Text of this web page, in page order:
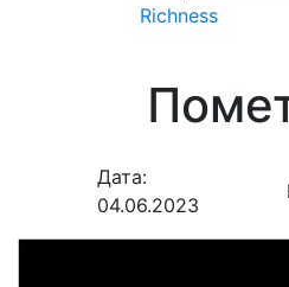
Richness
Дата:
04.06.2023